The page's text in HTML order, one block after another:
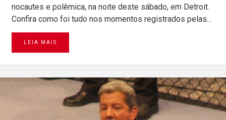
nocautes e polêmica, na noite deste sábado, em Detroit.
Confira como foi tudo nos momentos registrados pelas…
LEIA MAIS